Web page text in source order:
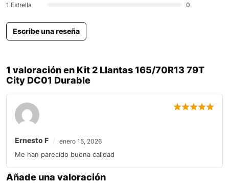
1 Estrella
0
Escribe una reseña
1 valoración en Kit 2 Llantas 165/70R13 79T
City DC01 Durable
Ernesto F enero 15, 2026
Me han parecido buena calidad
Añade una valoración